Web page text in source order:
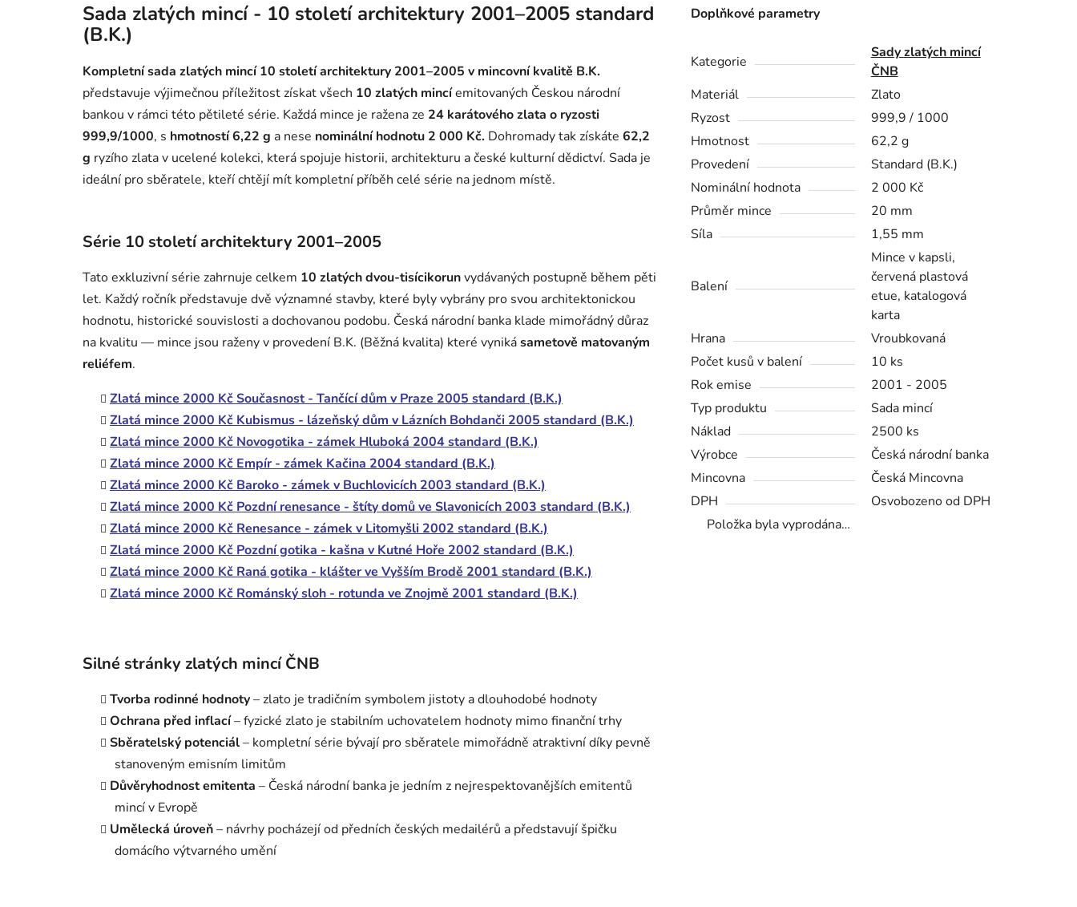
Sada zlatých mincí - 10 století architektury 2001–2005 standard
(B.K.)
Kompletní sada zlatých mincí 10 století architektury 2001–2005 v mincovní kvalitě B.K.
představuje výjimečnou příležitost získat všech 10 zlatých mincíemitovaných Českou národní
bankou v rámci této pětileté série. Každá mince je ražena ze 24 karátového zlata o ryzosti
999,9/1000, s hmotností 6,22 g a nese nominální hodnotu 2 000 Kč. Dohromady tak získáte 62,2
g ryzího zlata v ucelené kolekci, která spojuje historii, architekturu a české kulturní dědictví. Sada je
ideální pro sběratele, kteří chtějí mít kompletní příběh celé série na jednom místě.
Série 10 století architektury 2001–2005
Tato exkluzivní série zahrnuje celkem 10 zlatých dvou-tisícikorunvydávaných postupně během pěti
let. Každý ročník představuje dvě významné stavby, které byly vybrány pro svou architektonickou
hodnotu, historické souvislosti a dochovanou podobu. Česká národní banka klade mimořádný důraz
na kvalitu — mince jsou raženy v provedení B.K. (Běžná kvalita) které vynikásametově matovaným
reliéfem.
Zlatá mince 2000 Kč Současnost - Tančící dům v Praze 2005 standard (B.K.)
Zlatá mince 2000 Kč Kubismus - lázeňský dům v Lázních Bohdanči 2005 standard (B.K.)
Zlatá mince 2000 Kč Novogotika - zámek Hluboká 2004 standard (B.K.)
Zlatá mince 2000 Kč Empír - zámek Kačina 2004 standard (B.K.)
Zlatá mince 2000 Kč Baroko - zámek v Buchlovicích 2003 standard (B.K.)
Zlatá mince 2000 Kč Pozdní renesance - štíty domů ve Slavonicích 2003 standard (B.K.)
Zlatá mince 2000 Kč Renesance - zámek v Litomyšli 2002 standard (B.K.)
Zlatá mince 2000 Kč Pozdní gotika - kašna v Kutné Hoře 2002 standard (B.K.)
Zlatá mince 2000 Kč Raná gotika - klášter ve Vyšším Brodě 2001 standard (B.K.)
Zlatá mince 2000 Kč Románský sloh - rotunda ve Znojmě 2001 standard (B.K.)
Silné stránky zlatých mincí ČNB
Tvorba rodinné hodnoty– zlato je tradičním symbolem jistoty a dlouhodobé hodnoty
Ochrana před inflací– fyzické zlato je stabilním uchovatelem hodnoty mimo finanční trhy
Sběratelský potenciál– kompletní série bývají pro sběratele mimořádně atraktivní díky pevně
stanoveným emisním limitům
Důvěryhodnost emitenta – Česká národní banka je jedním z nejrespektovanějších emitentů
mincí v Evropě
Umělecká úroveň– návrhy pocházejí od předních českých medailérů a představují špičku
domácího výtvarného umění
Doplňkové parametry
Kategorie
Sady zlatých mincí
ČNB
Materiál
Zlato
Ryzost
999,9 / 1000
Hmotnost
62,2 g
Provedení
Standard (B.K.)
Nominální hodnota
2 000 Kč
Průměr mince
20 mm
Síla
1,55 mm
Balení
Mince v kapsli,
červená plastová
etue, katalogová
karta
Hrana
Vroubkovaná
Počet kusů v balení
10 ks
Rok emise
2001 - 2005
Typ produktu
Sada mincí
Náklad
2500 ks
Výrobce
Česká národní banka
Mincovna
Česká Mincovna
DPH
Osvobozeno od DPH
Položka byla vyprodána…